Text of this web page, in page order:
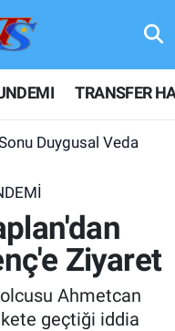
TRANSFER
Duygusal Veda
Ziyaret
Ahmetcan
geçtiği iddia